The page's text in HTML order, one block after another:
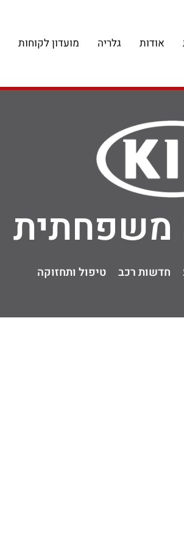
אודות גלריה מועדון לקוחות
משפחתית
חדשות רכב טיפול ותחזוקה